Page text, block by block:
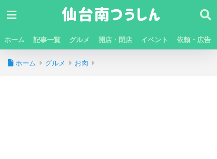
ホーム 記事一覧 グルメ 開店・閉店 イベント 依頼・広告
ホーム グルメ お肉